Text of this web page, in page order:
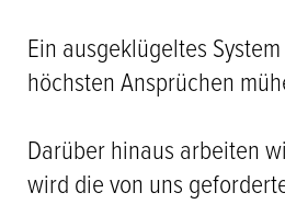
Ein ausgeklügeltes
höchsten Ansprüchen
Darüber hinaus arbeiten
wird die von uns